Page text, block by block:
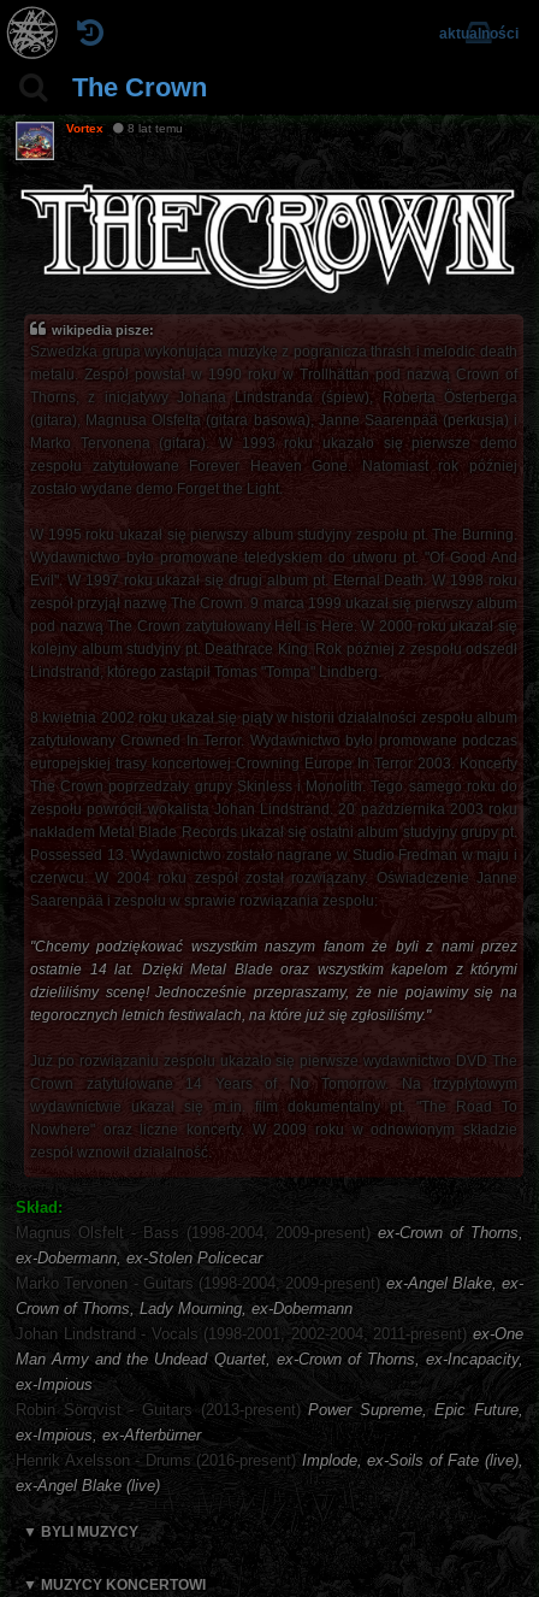
The Crown
aktualności
Vortex 8 lat temu
wikipedia pisze:
Szwedzka grupa wykonująca muzykę z pogranicza thrash i melodic death
metalu. Zespół powstał w 1990 roku w Trollhättan pod nazwą Crown of
Thorns, z inicjatywy Johana Lindstranda (śpiew), Roberta Österberga
(gitara), Magnusa Olsfelta (gitara basowa), Janne Saarenpää (perkusja) i
Marko Tervonena (gitara). W 1993 roku ukazało się pierwsze demo
zespołu zatytułowane Forever Heaven Gone. Natomiast rok później
zostało wydane demo Forget the Light.
W 1995 roku ukazał się pierwszy album studyjny zespołu pt. The Burning.
Wydawnictwo było promowane teledyskiem do utworu pt. "Of Good And
Evil". W 1997 roku ukazał się drugi album pt. Eternal Death. W 1998 roku
zespół przyjął nazwę The Crown. 9 marca 1999 ukazał się pierwszy album
pod nazwą The Crown zatytułowany Hell is Here. W 2000 roku ukazał się
kolejny album studyjny pt. Deathrace King. Rok później z zespołu odszedł
Lindstrand, którego zastąpił Tomas "Tompa" Lindberg.
8 kwietnia 2002 roku ukazał się piąty w historii działalności zespołu album
zatytułowany Crowned In Terror. Wydawnictwo było promowane podczas
europejskiej trasy koncertowej Crowning Europe In Terror 2003. Koncerty
The Crown poprzedzały grupy Skinless i Monolith. Tego samego roku do
zespołu powrócił wokalista Johan Lindstrand. 20 października 2003 roku
nakładem Metal Blade Records ukazał się ostatni album studyjny grupy pt.
Possessed 13. Wydawnictwo zostało nagrane w Studio Fredman w maju i
czerwcu. W 2004 roku zespół został rozwiązany. Oświadczenie Janne
Saarenpää i zespołu w sprawie rozwiązania zespołu:
"Chcemy podziękować wszystkim naszym fanom że byli z nami przez
ostatnie 14 lat. Dzięki Metal Blade oraz wszystkim kapelom z którymi
dzieliliśmy scenę! Jednocześnie przepraszamy, że nie pojawimy się na
tegorocznych letnich festiwalach, na które już się zgłosiliśmy."
Już po rozwiązaniu zespołu ukazało się pierwsze wydawnictwo DVD The
Crown zatytułowane 14 Years of No Tomorrow. Na trzypłytowym
wydawnictwie ukazał się m.in. film dokumentalny pt. "The Road To
Nowhere" oraz liczne koncerty. W 2009 roku w odnowionym składzie
zespół wznowił działalność.
Skład:
Magnus Olsfelt - Bass (1998-2004, 2009-present) ex-Crown of Thorns,
ex-Dobermann, ex-Stolen Policecar
Marko Tervonen - Guitars (1998-2004, 2009-present) ex-Angel Blake, ex-
Crown of Thorns, Lady Mourning, ex-Dobermann
Johan Lindstrand - Vocals (1998-2001, 2002-2004, 2011-present) ex-One
Man Army and the Undead Quartet, ex-Crown of Thorns, ex-Incapacity,
ex-Impious
Robin Sörqvist - Guitars (2013-present)Power Supreme, Epic Future,
ex-Impious, ex-Afterbürner
Henrik Axelsson - Drums (2016-present) Implode, ex-Soils of Fate (live),
ex-Angel Blake (live)
▼ BYLI MUZYCY
▼ MUZYCY KONCERTOWI